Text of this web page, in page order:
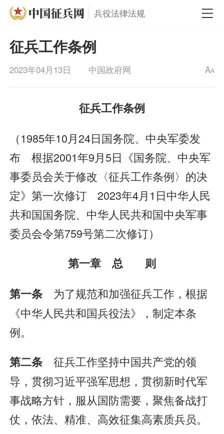
兵役法律法规
征兵工作条例
2023年04月13日 中国政府网 AA
征兵工作条例
（1985年10月24日国务院、中央军委发
布 根据2001年9月5日《国务院、中央军
事委员会关于修改〈征兵工作条例〉的决
定》第一次修订 2023年4月1日中华人民
共和国国务院、中华人民共和国中央军事
委员会令第759号第二次修订）
第一章 总 则
第一条 为了规范和加强征兵工作，根据
《中华人民共和国兵役法》，制定本条
例。
第二条 征兵工作坚持中国共产党的领
导，贯彻习近平强军思想，贯彻新时代军
事战略方针，服从国防需要，聚焦备战打
仗，依法、精准、高效征集高素质兵员。